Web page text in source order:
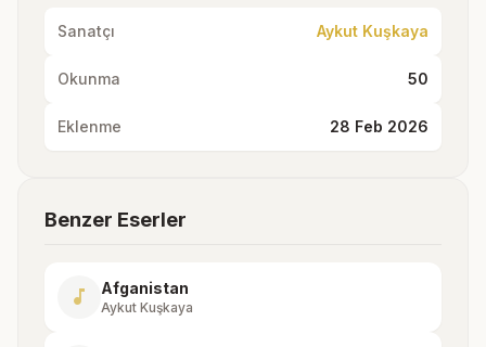
Sanatçı Aykut Kuşkaya
Okunma 50
Eklenme 28 Feb 2026
Benzer Eserler
music_note Afganistan
Aykut Kuşkaya